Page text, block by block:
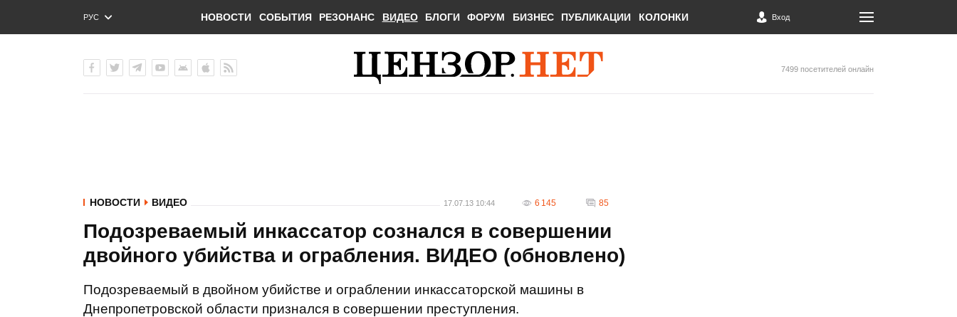
РУС
ENG
НОВОСТИ СОБЫТИЯ РЕЗОНАНС ВИДЕО БЛОГИ ФОРУМ БИЗНЕС ПУБЛИКАЦИИ КОЛОНКИ Вход
7499 посетителей онлайн
НОВОСТИ ВИДЕО 17.07.13 10:44 6 145 85
Подозреваемый инкассатор сознался в совершении
двойного убийства и ограбления. ВИДЕО (обновлено)
Подозреваемый в двойном убийстве и ограблении инкассаторской машины в
Днепропетровской области признался в совершении преступления.